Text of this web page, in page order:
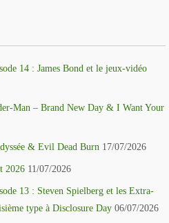
14 : James Bond et le jeux-vidéo
Man – Brand New Day & I Want Your
& Evil Dead Burn 17/07/2026
2026 11/07/2026
13 : Steven Spielberg et les Extra-
type à Disclosure Day 06/07/2026